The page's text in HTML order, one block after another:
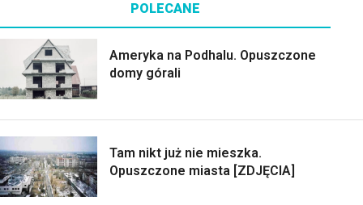
POLECANE
Ameryka na Podhalu. Opuszczone
domy górali
Tam nikt już nie mieszka.
Opuszczone miasta [ZDJĘCIA]